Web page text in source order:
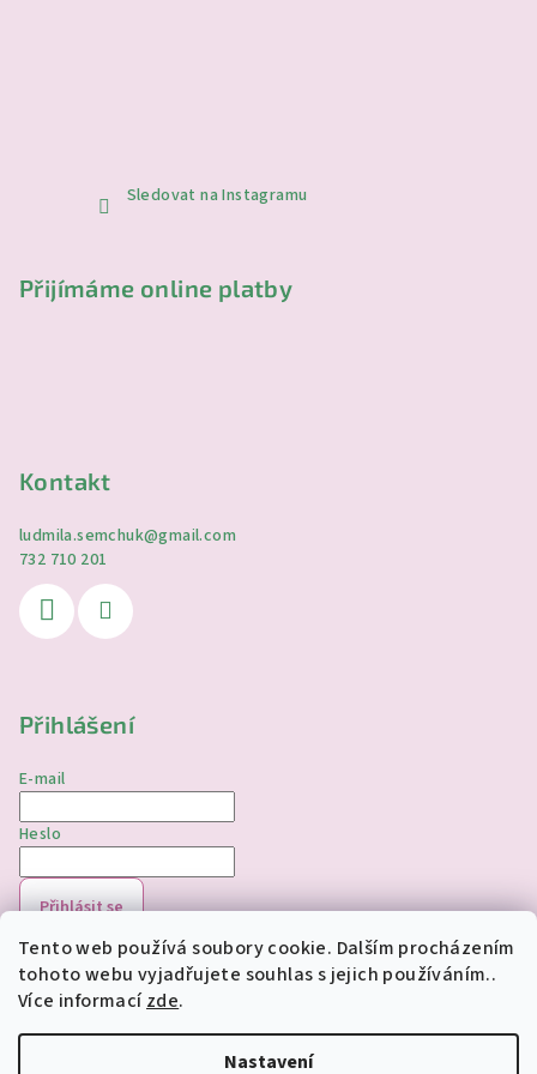
Tento web používá soubory cookie. Dalším procházením
tohoto webu vyjadřujete souhlas s jejich používáním..
Více informacízde.
Nastavení
Sledovat na Instagramu
Přijímáme online platby
Kontakt
ludmila.semchuk@gmail.com
732 710 201
Přihlášení
E-mail
Heslo
Přihlásit se
Nová registraceZapomenuté heslo
Copyright 2026jednorozciverivnas.cz. Všechna práva
Upravit nastavení cookies